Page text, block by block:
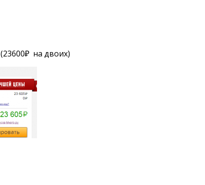
(23600₽ на двоих)